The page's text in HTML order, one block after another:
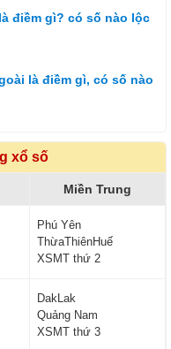
điềm gì? có số nào lộc
là điềm gì, có số nào
xổ số
Miền Trung
Phú Yên
ThừaThiênHuế
XSMT thứ 2
DakLak
Quảng Nam
XSMT thứ 3